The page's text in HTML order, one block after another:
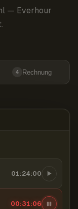
— Everhour
4 Rechnung
01:24:00
00:31:07